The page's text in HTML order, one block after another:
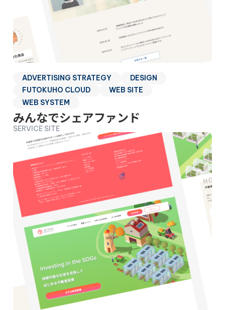
ADVERTISING STRATEGY
DESIGN
FUTOKUHO CLOUD
WEB SITE
WEB SYSTEM
みんなでシェアファンド
SERVICE SITE